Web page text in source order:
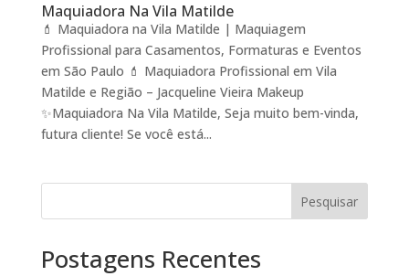
Maquiadora Na Vila Matilde
💄 Maquiadora na Vila Matilde | Maquiagem
Profissional para Casamentos, Formaturas e Eventos
em São Paulo 💄 Maquiadora Profissional em Vila
Matilde e Região – Jacqueline Vieira Makeup
✨Maquiadora Na Vila Matilde, Seja muito bem-vinda,
futura cliente! Se você está...
Pesquisar
Postagens Recentes